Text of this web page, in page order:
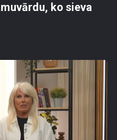
ko sieva